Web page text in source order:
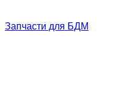
Запчасти для БДМ